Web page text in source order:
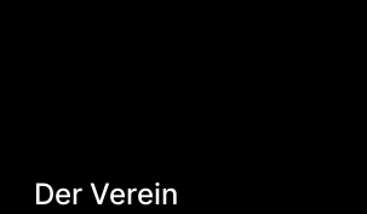
Der Verein